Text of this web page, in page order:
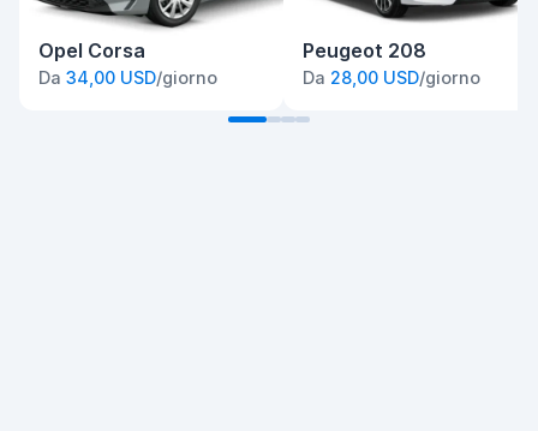
Opel Corsa
Da 34,00 USD/giorno
Peugeot 208
Da 28,00 USD/giorno